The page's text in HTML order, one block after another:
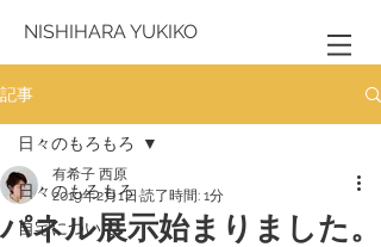
NISHIHARA YUKIKO
記事
日々のもろもろ
自宅について
日々のもろもろ
パネル展示始まりました。
有希子 西原
2019年2月1日 読了時間: 1分